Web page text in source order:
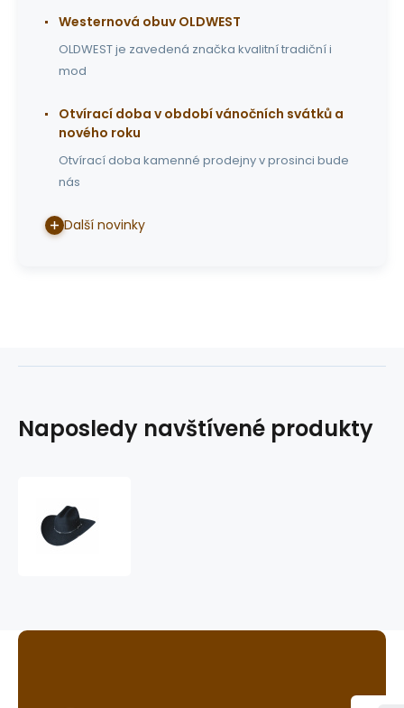
Westernová obuv OLDWEST
OLDWEST je zavedená značka kvalitní tradiční i
mod
Otvírací doba v období vánočních svátků a
nového roku
Otvírací doba kamenné prodejny v prosinci bude
nás
Další novinky
Naposledy navštívené produkty